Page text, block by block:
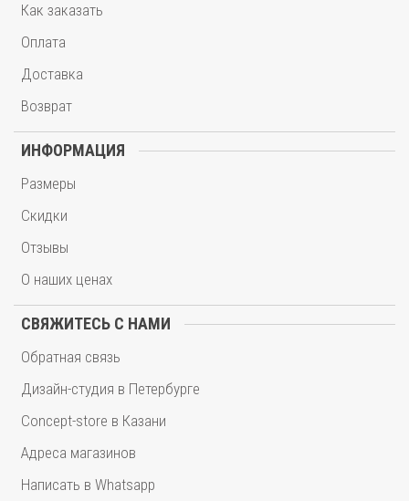
Как заказать
Оплата
Доставка
Возврат
ИНФОРМАЦИЯ
Размеры
Скидки
Отзывы
О наших ценах
СВЯЖИТЕСЬ С НАМИ
Обратная связь
Дизайн-студия в Петербурге
Concept-store в Казани
Адреса магазинов
Написать в Whatsapp